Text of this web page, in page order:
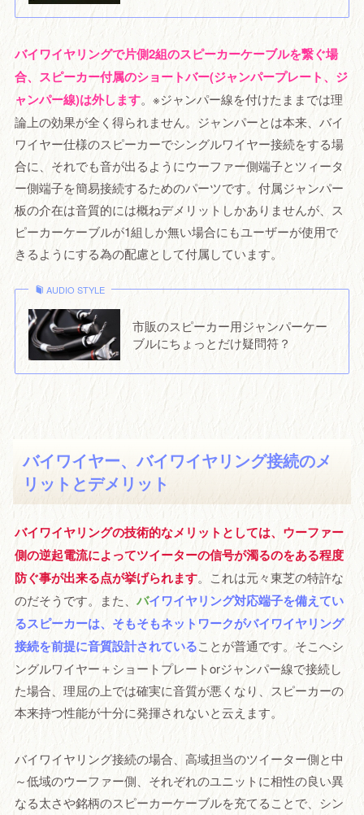
バイワイヤリングで片側2組のスピーカーケーブルを繋ぐ場
合、スピーカー付属のショートバー(ジャンパープレート、ジ
ャンパー線)は外します。※ジャンパー線を付けたままでは理
論上の効果が全く得られません。ジャンパーとは本来、バイ
ワイヤー仕様のスピーカーでシングルワイヤー接続をする場
合に、それでも音が出るようにウーファー側端子とツィータ
ー側端子を簡易接続するためのパーツです。付属ジャンパー
板の介在は音質的には概ねデメリットしかありませんが、ス
ピーカーケーブルが1組しか無い場合にもユーザーが使用で
きるようにする為の配慮として付属しています。
AUDIO STYLE
市販のスピーカー用ジャンパーケー
ブルにちょっとだけ疑問符？
バイワイヤー、バイワイヤリング接続のメ
リットとデメリット
バイワイヤリングの技術的なメリットとしては、ウーファー
側の逆起電流によってツイーターの信号が濁るのをある程度
防ぐ事が出来る点が挙げられます。これは元々東芝の特許な
のだそうです。また、バイワイヤリング対応端子を備えてい
るスピーカーは、そもそもネットワークがバイワイヤリング
接続を前提に音質設計されていることが普通です。そこへシ
ングルワイヤー＋ショートプレートorジャンパー線で接続し
た場合、理屈の上では確実に音質が悪くなり、スピーカーの
本来持つ性能が十分に発揮されないと云えます。
バイワイヤリング接続の場合、高域担当のツイーター側と中
～低域のウーファー側、それぞれのユニットに相性の良い異
なる太さや銘柄のスピーカーケーブルを充てることで、シン